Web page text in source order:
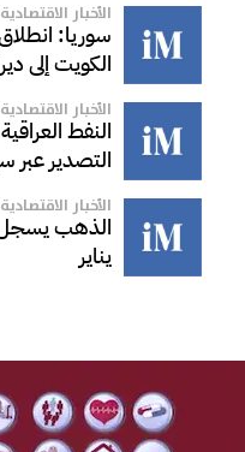
الأخبار الاقتصادية
سوريا:
الكويت إلى
الأخبار الاقتصادية
النفط
التصدير عبر
الأخبار الاقتصادية
الذهب يسجل
يناير